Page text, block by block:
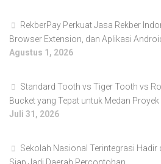
RekberPay Perkuat Jasa Rekber
Browser Extension, dan Aplikasi
Agustus 1, 2026
Standard Tooth vs Tiger Tooth vs
Bucket yang Tepat untuk Medan Proyek
Juli 31, 2026
Sekolah Nasional Terintegrasi Hadir
Siap Jadi Daerah Percontohan